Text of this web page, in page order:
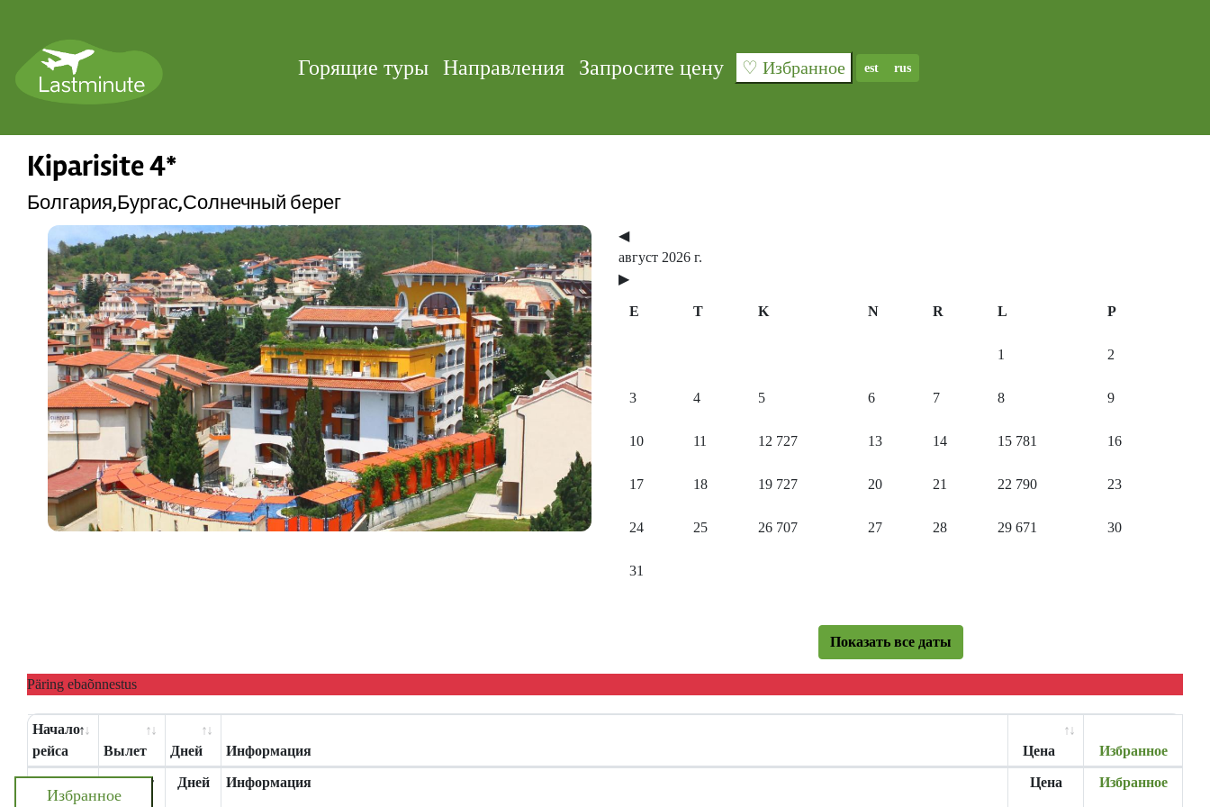
Горящие туры Направления Запросите цену ♡ Избранное est rus
Kiparisite 4*
Болгария,Бургас,Солнечный берег
Previous Next
◀
август 2026 г.
▶
E T K N R L P
1 2
3 4 5 6 7 8 9
10 11 12 727 13 14 15 781 16
17 18 19 727 20 21 22 790 23
24 25 26 707 27 28 29 671 30
31
Показать все даты
Päring ebaõnnestus
Начало
рейса
Вылет Дней Информация Цена Избранное
Начало
рейса
Вылет Дней Информация Цена Избранное
Избранное